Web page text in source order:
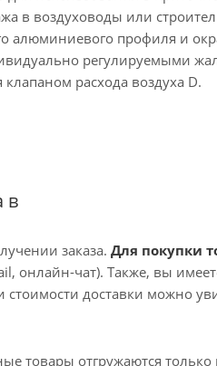
в воздуховоды или
алюминиевого профиля и
регулируемыми
расхода воздуха D.
в
заказа. Для покупки
онлайн-чат). Также, вы
доставки можно
товары отгружаются только